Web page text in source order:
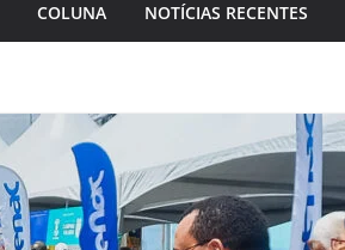
COLUNA NOTÍCIAS RECENTES